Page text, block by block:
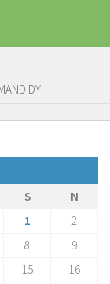
S
N
1
2
8
9
15
16